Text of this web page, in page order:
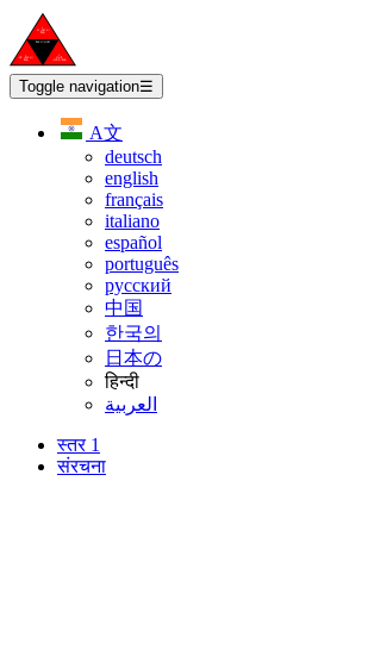
Toggle navigation☰
A文
deutsch
english
français
italiano
español
português
русский
中国
한국의
日本の
हिन्दी
العربية
स्तर 1
संरचना